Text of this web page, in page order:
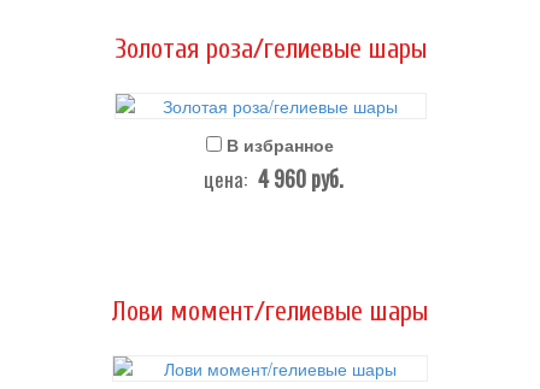
Золотая роза/гелиевые шары
В избранное
цена: 4 960руб.
Лови момент/гелиевые шары